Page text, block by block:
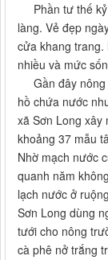
Phần tư thế kỷ
làng. Vẻ đẹp
cửa khang
nhiều và mức
Gần đây nông
hồ chứa nước
xã Sơn Long xây
khoảng 37 mẫu
Nhờ mạch nước
quanh năm
lạch nước ở
Sơn Long dùng
tưới cho nông
cà phê nở trắng